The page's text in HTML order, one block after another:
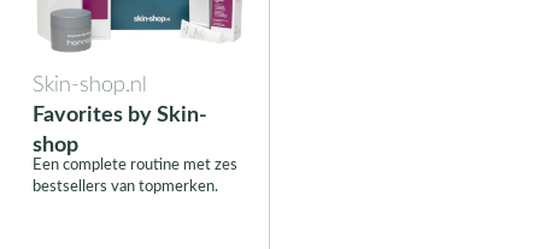
Skin-shop.nl
Favorites by Skin-
shop
Een complete routine met zes
bestsellers van topmerken.